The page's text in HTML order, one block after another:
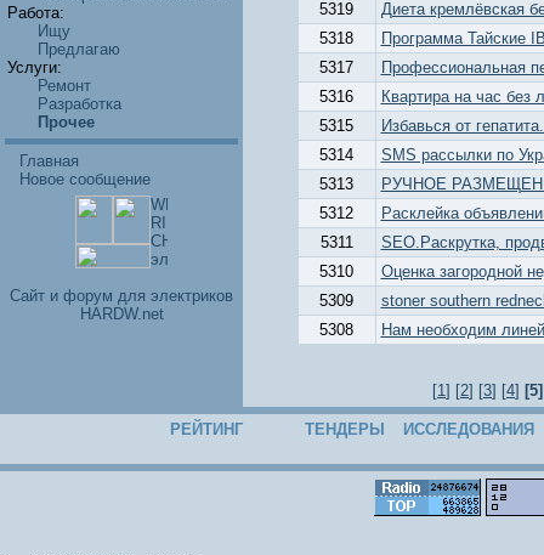
Работа:
Ищу
Предлагаю
Услуги:
Ремонт
Разработка
Прочее
Главная
Новое сообщение
Cайт и форум для электриков
HARDW.net
5319
Диета кремлёвская
5318
Программа Тайские
5317
Профессиональная
5316
Квартира на час без
5315
Избавься от
5314
SMS рассылки по
5313
РУЧНОЕ
5312
Расклейка
5311
SEO.Раскрутка,
5310
Оценка загородной
5309
stoner southern
5308
Нам необходим
[1] [2] [3] [4] [5]
РЕЙТИНГ ТЕНДЕРЫ ИССЛЕДОВАНИЯ